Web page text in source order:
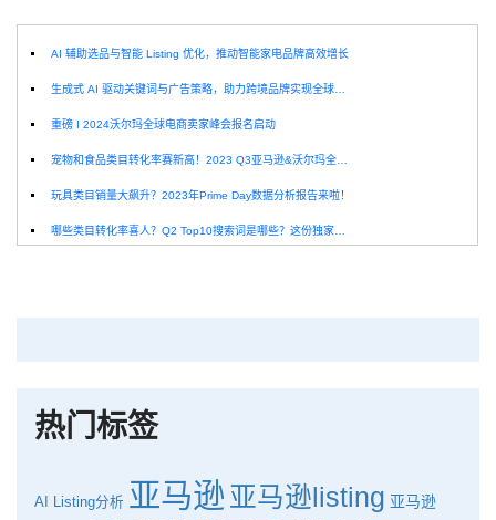
AI 辅助选品与智能 Listing 优化，推动智能家电品牌高效增长
生成式 AI 驱动关键词与广告策略，助力跨境品牌实现全球增长突破
重磅 I 2024沃尔玛全球电商卖家峰会报名启动
宠物和食品类目转化率赛新高！2023 Q3亚马逊&沃尔玛全球电商CPC数据发布！
玩具类目销量大飙升？2023年Prime Day数据分析报告来啦！
哪些类目转化率喜人？Q2 Top10搜索词是哪些？这份独家报告来解答！
热门标签
AI Listing分析 亚马逊 亚马逊listing 亚马逊